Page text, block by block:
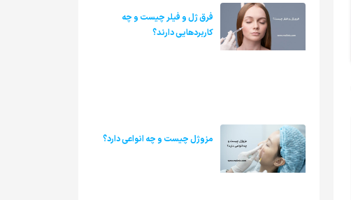
فرق ژل و فیلر چیست و چه
کاربردهایی دارند؟
مزوژل چیست و چه انواعی دارد؟